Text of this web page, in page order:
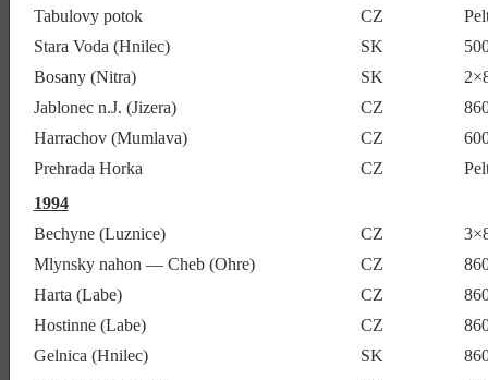
Tabulovy potok
CZ
Stara Voda (Hnilec)
SK
Bosany (Nitra)
SK
Jablonec n.J. (Jizera)
CZ
Harrachov (Mumlava)
CZ
Prehrada Horka
CZ
1994
Bechyne (Luznice)
CZ
Mlynsky nahon — Cheb (Ohre)
CZ
Harta (Labe)
CZ
Hostinne (Labe)
CZ
Gelnica (Hnilec)
SK